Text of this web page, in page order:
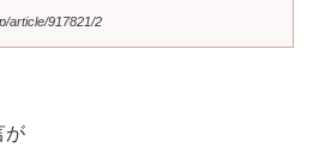
article/917821/2
が